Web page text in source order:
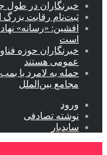
خبرنگاران در طول
ثبت‌نام رقابت بزرگ المپیک
افشین: «رسانه»
است
خبرنگاران حوزه
عمومی هستند
حمله به لامرد با
مجامع بین‌الملل
ورود
نوشته تصادفی
سایدبار